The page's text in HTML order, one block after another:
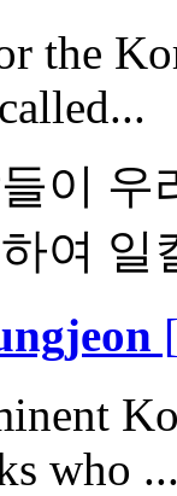
the
이 우
여 일
who